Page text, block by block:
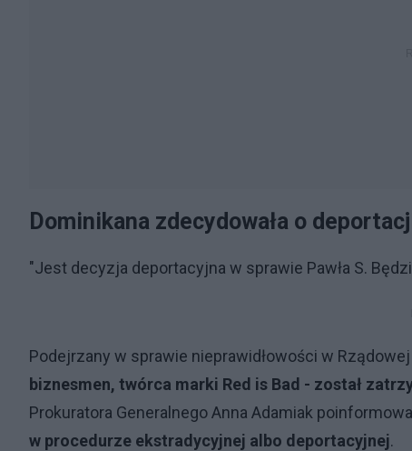
Dominikana zdecydowała o
"Jest decyzja deportacyjna w sprawie Pawła S.
Podejrzany w sprawie nieprawidłowości w
biznesmen, twórca marki Red is Bad - został
Prokuratora Generalnego Anna Adamiak
w procedurze ekstradycyjnej albo deportacyjnej.